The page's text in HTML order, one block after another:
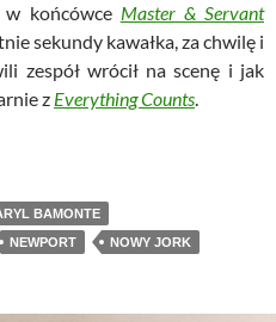
w końcówce Master & Servant
sekundy kawałka, za chwilę i
zespół wrócił na scenę i jak
z Everything Counts.
z otwartą głową
BAMONTE
NEWPORT NOWY JORK